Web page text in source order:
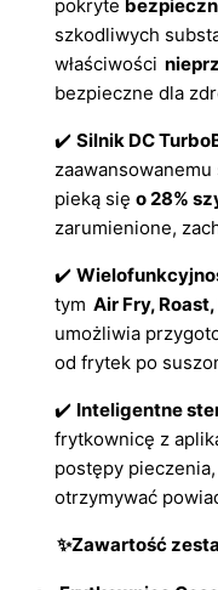
pokryte
szkodliwych
właściwości
bezpieczne dla
✔️ Silnik DC
pieką się o 28%
zarumienione,
✔️
tym Air Fry,
umożliwia
od frytek po
✔️ Inteligentne
frytkownicę z
postępy
otrzymywać
✨Zawartość